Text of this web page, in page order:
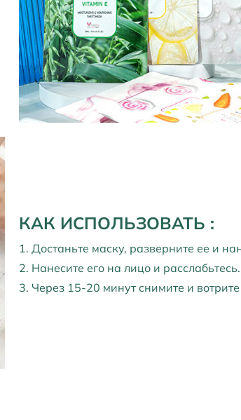
КАК ИСПОЛЬЗОВАТЬ :
1. Достаньте маску, разверните ее и
2. Нанесите его на лицо и расслабьтесь.
3. Через 15-20 минут снимите и